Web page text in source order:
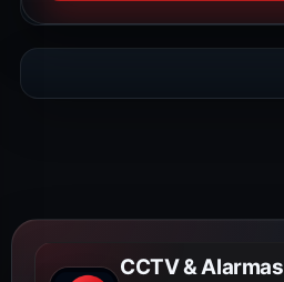
CCTV & Alarmas